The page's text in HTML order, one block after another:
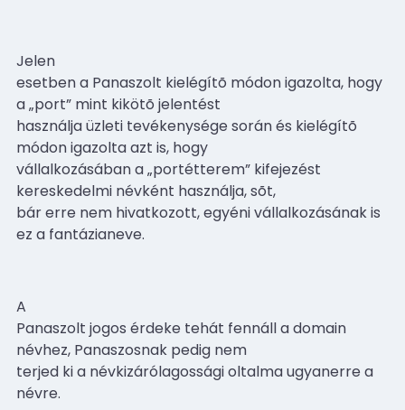
Jelen
esetben a Panaszolt kielégítõ módon igazolta, hogy
a „port” mint kikötõ jelentést
használja üzleti tevékenysége során és kielégítõ
módon igazolta azt is, hogy
vállalkozásában a „portétterem” kifejezést
kereskedelmi névként használja, sõt,
bár erre nem hivatkozott, egyéni vállalkozásának is
ez a fantázianeve.
A
Panaszolt jogos érdeke tehát fennáll a domain
névhez, Panaszosnak pedig nem
terjed ki a névkizárólagossági oltalma ugyanerre a
névre.